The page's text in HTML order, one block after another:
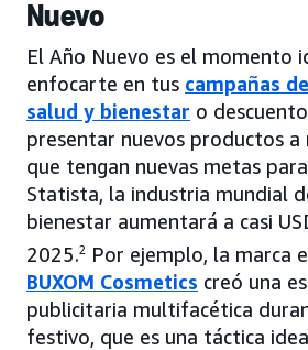
Nuevo
El Año Nuevo es el momento
enfocarte en tus campañas
salud y bienestar o
presentar nuevos productos a
que tengan nuevas metas
Statista, la industria mundial
bienestar aumentará a casi
2025.2
Por ejemplo, la marca
BUXOM Cosmetics creó una
publicitaria multifacética
festivo, que es una táctica